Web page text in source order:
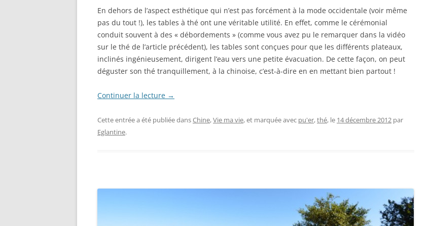
En dehors de l’aspect esthétique qui n’est pas forcément à la mode occidentale (voir même
pas du tout !), les tables à thé ont une véritable utilité. En effet, comme le cérémonial
conduit souvent à des « débordements » (comme vous avez pu le remarquer dans la vidéo
sur le thé de l’article précédent), les tables sont conçues pour que les différents plateaux,
inclinés ingénieusement, dirigent l’eau vers une petite évacuation. De cette façon, on peut
déguster son thé tranquillement, à la chinoise, c’est-à-dire en en mettant bien partout !
Continuer la lecture →
Cette entrée a été publiée dansChine,Vie ma vie, et marquée avec pu'er,thé, le 14 décembre 2012 par
Eglantine.